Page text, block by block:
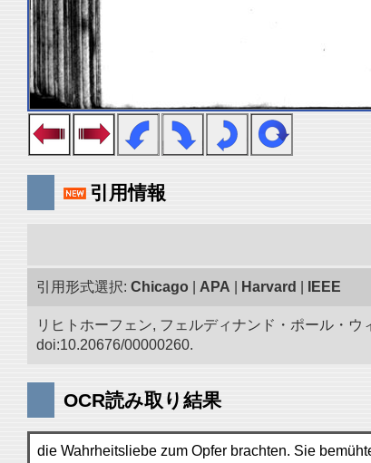
引用情報
引用形式選択: Chicago APA Harvard IEEE
リヒトホーフェン, フェルディナンド・ポール・
doi:10.20676/00000260.
OCR読み取り結果
die Wahrheitsliebe zum Opfer brachten. Sie